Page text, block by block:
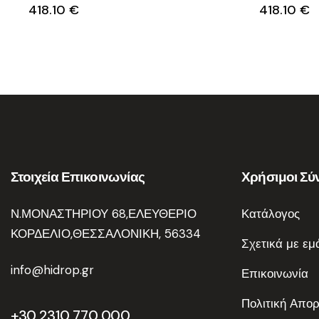
418.10 € 418.10 €
Στοιχεία Επικοινωνίας
Ν.ΜΟΝΑΣΤΗΡΙΟΥ 68,ΕΛΕΥΘΕΡΙΟ
ΚΟΡΔΕΛΙΟ,ΘΕΣΣΑΛΟΝΙΚΗ, 56334
info@hidrop.gr
+30 2310 770 000
Χρήσιμοι
Κατάλογος
Σχετικά με
Επικοινωνία
Πολιτική